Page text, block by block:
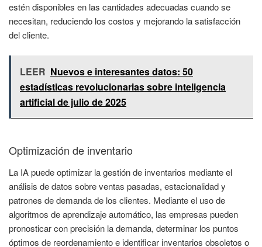
estén disponibles en las cantidades adecuadas cuando se
necesitan, reduciendo los costos y mejorando la satisfacción
del cliente.
LEER Nuevos e interesantes datos: 50
estadísticas revolucionarias sobre inteligencia
artificial de julio de 2025
Optimización de inventario
La IA puede optimizar la gestión de inventarios mediante el
análisis de datos sobre ventas pasadas, estacionalidad y
patrones de demanda de los clientes. Mediante el uso de
algoritmos de aprendizaje automático, las empresas pueden
pronosticar con precisión la demanda, determinar los puntos
óptimos de reordenamiento e identificar inventarios obsoletos o